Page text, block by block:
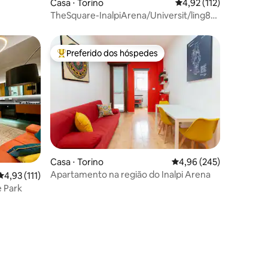
Casa ⋅ Torino 4,92 de uma avaliação
4,92 (112)
TheSquare-InalpiArena/Universit/ling8
de uma avaliação média de 5, 111 avaliações
4,93 (111)
Park
Entre os melhores preferidos dos hóspedes
Preferido dos hóspedes
Casa ⋅ Torino 4,96 de uma avaliação
4,96 (245)
Apartamento na região do Inalpi Arena